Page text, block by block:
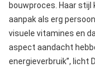
bouwproces. Haar stijl
aanpak als erg
visuele vitamines en
aspect aandacht
energieverbruik”, licht